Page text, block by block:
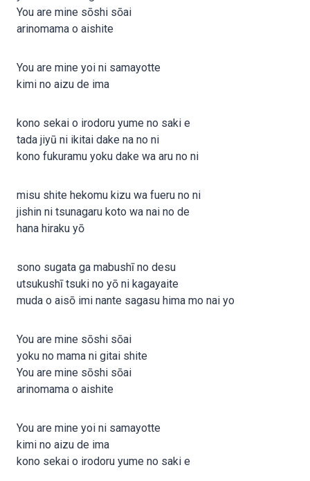
You are mine sōshi sōai
arinomama o aishite
You are mine yoi ni samayotte
kimi no aizu de ima
kono sekai o irodoru yume no saki e
tada jiyū ni ikitai dake na no ni
kono fukuramu yoku dake wa aru no ni
misu shite hekomu kizu wa fueru no ni
jishin ni tsunagaru koto wa nai no de
hana hiraku yō
sono sugata ga mabushī no desu
utsukushī tsuki no yō ni kagayaite
muda o aisō imi nante sagasu hima mo nai yo
You are mine sōshi sōai
yoku no mama ni gitai shite
You are mine sōshi sōai
arinomama o aishite
You are mine yoi ni samayotte
kimi no aizu de ima
kono sekai o irodoru yume no saki e